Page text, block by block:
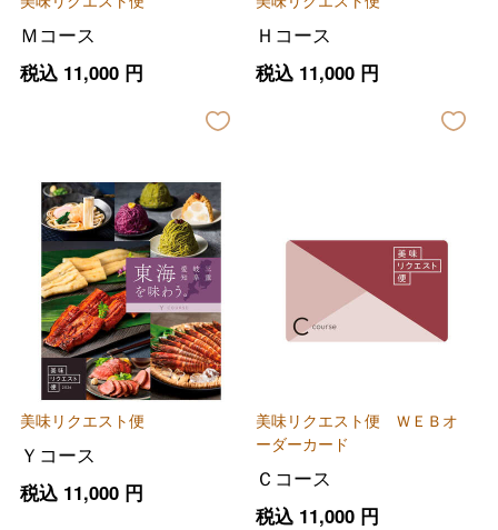
Ｍコース
税込 11,000円
Ｈコース
税込 11,000円
美味リクエスト便
Ｙコース
税込 11,000円
美味リクエスト便 ＷＥＢオ
ーダーカード
Ｃコース
税込 11,000円